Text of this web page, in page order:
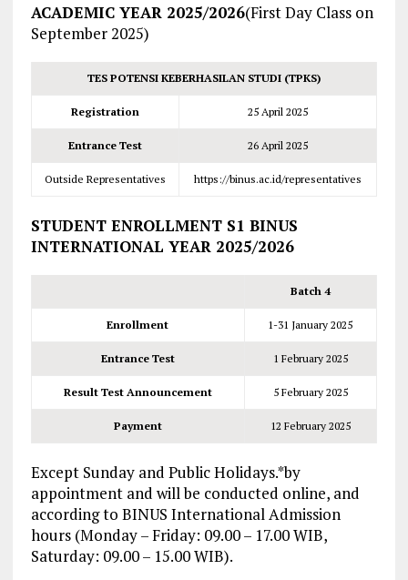
ACADEMIC YEAR 2025/2026(First Day Class on
September 2025)
TES POTENSI KEBERHASILAN STUDI (TPKS)
Registration 25 April 2025
Entrance Test 26 April 2025
Outside Representatives https://binus.ac.id/representatives
STUDENT ENROLLMENT S1 BINUS
INTERNATIONAL YEAR 2025/2026
Batch 4
Enrollment 1-31 January 2025
Entrance Test 1 February 2025
Result Test Announcement 5 February 2025
Payment 12 February 2025
Except Sunday and Public Holidays.*by
appointment and will be conducted online, and
according to BINUS International Admission
hours (Monday – Friday: 09.00 – 17.00 WIB,
Saturday: 09.00 – 15.00 WIB).